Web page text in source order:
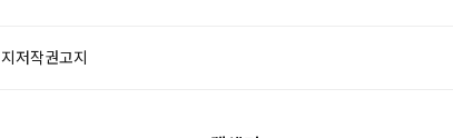
저작권고지